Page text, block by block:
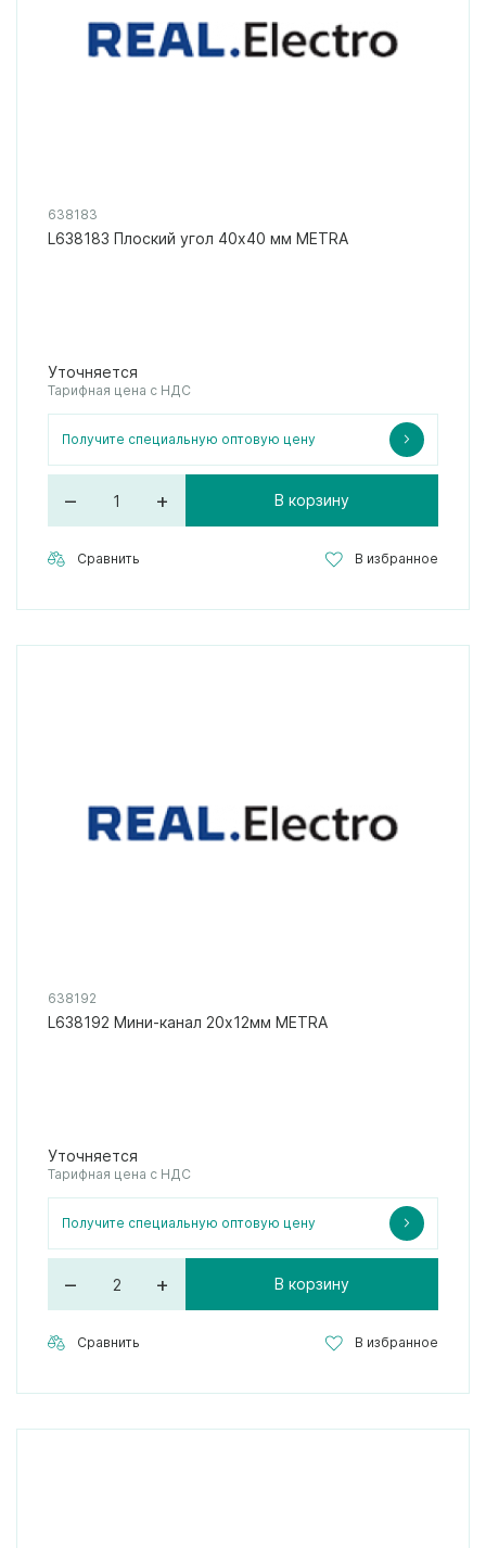
638183
L638183 Плоский угол 40x40 мм METRA
Уточняется
Тарифная цена с НДС
Получите специальную оптовую цену
– + В корзину
Сравнить В избранное
638192
L638192 Мини-канал 20x12мм METRA
Уточняется
Тарифная цена с НДС
Получите специальную оптовую цену
– + В корзину
Сравнить В избранное